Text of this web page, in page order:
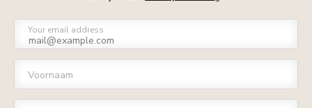
Your email address
Voornaam